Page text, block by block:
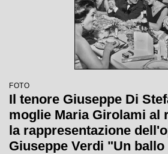
FOTO
Il tenore Giuseppe Di
moglie Maria Girolami al
la rappresentazione
Giuseppe Verdi "Un